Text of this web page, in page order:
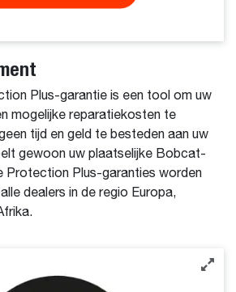
Plus-garantie is een tool om uw
mogelijke reparatiekosten te
tijd en geld te besteden aan uw
gewoon uw plaatselijke Bobcat-
Protection Plus-garanties worden
dealers in de regio Europa,